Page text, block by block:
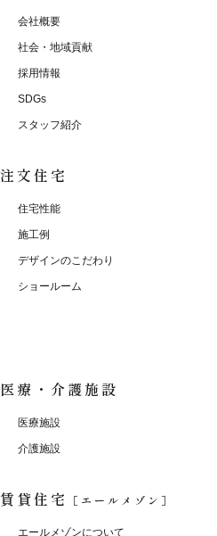
会社概要
社会・地域貢献
採用情報
SDGs
スタッフ紹介
注文住宅
住宅性能
施工例
デザインのこだわり
ショールーム
医療・介護施設
医療施設
介護施設
賃貸住宅 ［エールメゾン］
エールメゾンについて